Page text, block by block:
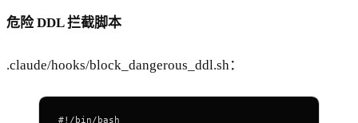
危险 DDL 拦截脚本
.claude/hooks/block_dangerous_ddl.sh：
#!/bin/bash